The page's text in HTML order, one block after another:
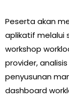
Peserta akan
aplikatif melalui
workshop
provider,
penyusunan
dashboard